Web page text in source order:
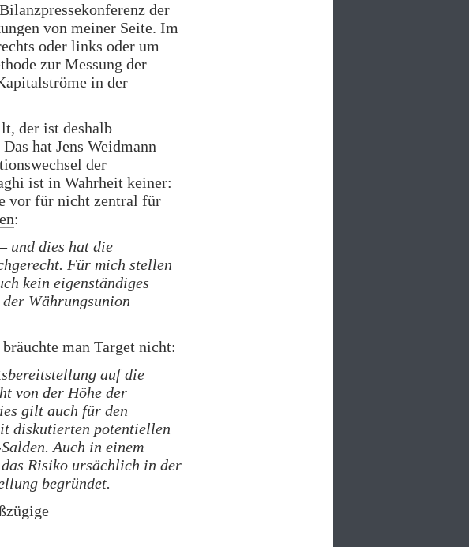
der
von meiner Seite. Im
oder links oder um
zur Messung der
in der
der ist deshalb
hat Jens Weidmann
der
ist in Wahrheit keiner:
vor für nicht zentral für
:
und dies hat die
Für mich stellen
kein eigenständiges
Währungsunion
man Target nicht:
auf die
von der Höhe der
gilt auch für den
diskutierten potentiellen
Auch in einem
Risiko ursächlich in der
begründet.